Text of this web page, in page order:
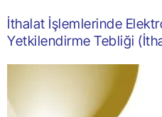
İthalat İşlemlerinde
Yetkilendirme Tebliği